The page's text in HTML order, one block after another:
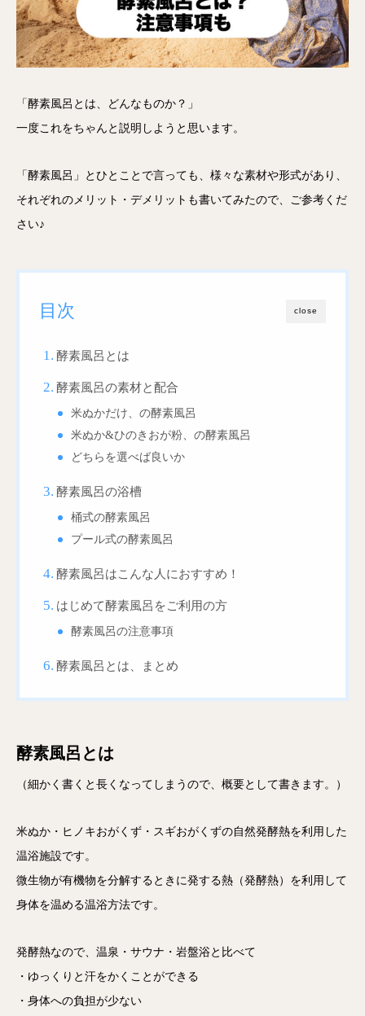
「酵素風呂とは、どんなものか？」
一度これをちゃんと説明しようと思います。
「酵素風呂」とひとことで言っても、様々な素材や形式があり、
それぞれのメリット・デメリットも書いてみたので、ご参考くだ
さい♪
close
目次
酵素風呂とは
酵素風呂の素材と配合
米ぬかだけ、の酵素風呂
米ぬか&ひのきおが粉、の酵素風呂
どちらを選べば良いか
酵素風呂の浴槽
桶式の酵素風呂
プール式の酵素風呂
酵素風呂はこんな人におすすめ！
はじめて酵素風呂をご利用の方
酵素風呂の注意事項
酵素風呂とは、まとめ
酵素風呂とは
（細かく書くと長くなってしまうので、概要として書きます。）
米ぬか・ヒノキおがくず・スギおがくずの自然発酵熱を利用した
温浴施設です。
微生物が有機物を分解するときに発する熱（発酵熱）を利用して
身体を温める温浴方法です。
発酵熱なので、温泉・サウナ・岩盤浴と比べて
・ゆっくりと汗をかくことができる
・身体への負担が少ない